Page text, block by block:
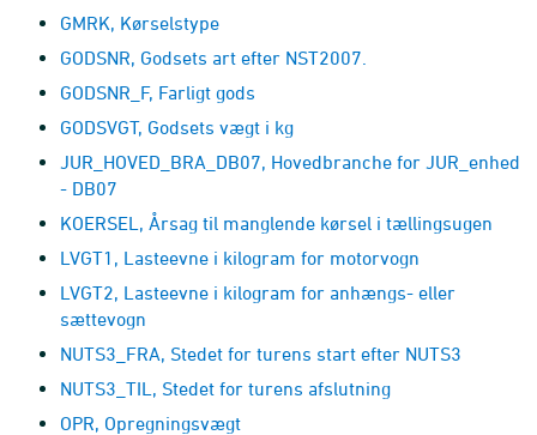
GMRK, Kørselstype
GODSNR, Godsets art efter NST2007.
GODSNR_F, Farligt gods
GODSVGT, Godsets vægt i kg
JUR_HOVED_BRA_DB07, Hovedbranche for JUR_enhed
- DB07
KOERSEL, Årsag til manglende kørsel i tællingsugen
LVGT1, Lasteevne i kilogram for motorvogn
LVGT2, Lasteevne i kilogram for anhængs- eller
sættevogn
NUTS3_FRA, Stedet for turens start efter NUTS3
NUTS3_TIL, Stedet for turens afslutning
OPR, Opregningsvægt